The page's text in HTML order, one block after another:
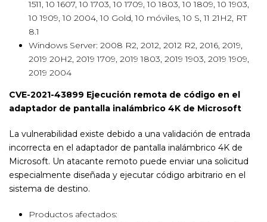
1511, 10 1607, 10 1703, 10 1709, 10 1803, 10 1809, 10 1903,
10 1909, 10 2004, 10 Gold, 10 móviles, 10 S, 11 21H2, RT
8.1
Windows Server: 2008 R2, 2012, 2012 R2, 2016, 2019,
2019 20H2, 2019 1709, 2019 1803, 2019 1903, 2019 1909,
2019 2004
CVE-2021-43899 Ejecución remota de código en el
adaptador de pantalla inalámbrico 4K de Microsoft
La vulnerabilidad existe debido a una validación de entrada
incorrecta en el adaptador de pantalla inalámbrico 4K de
Microsoft. Un atacante remoto puede enviar una solicitud
especialmente diseñada y ejecutar código arbitrario en el
sistema de destino.
Productos afectados: